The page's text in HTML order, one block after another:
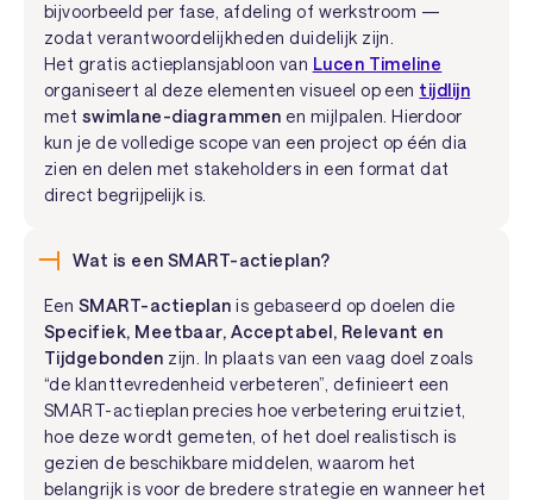
bijvoorbeeld per fase, afdeling of werkstroom —
zodat verantwoordelijkheden duidelijk zijn.
Het gratis actieplansjabloon van Lucen Timeline
organiseert al deze elementen visueel op een tijdlijn
met swimlane-diagrammen en mijlpalen. Hierdoor
kun je de volledige scope van een project op één dia
zien en delen met stakeholders in een format dat
direct begrijpelijk is.
Wat is een SMART-actieplan?
Een SMART-actieplan is gebaseerd op doelen die
Specifiek, Meetbaar, Acceptabel, Relevant en
Tijdgebonden zijn. In plaats van een vaag doel zoals
“de klanttevredenheid verbeteren”, definieert een
SMART-actieplan precies hoe verbetering eruitziet,
hoe deze wordt gemeten, of het doel realistisch is
gezien de beschikbare middelen, waarom het
belangrijk is voor de bredere strategie en wanneer het